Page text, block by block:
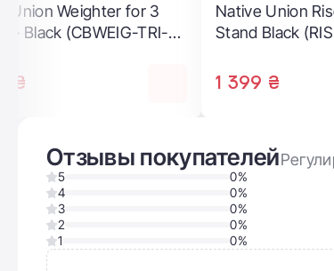
Native Union Weighter for 3
Cables - Black (CBWEIG-TRI-
Отзывы покупателей
Общий рейтинг
Здесь еще нет отзывов. Будьте первым 🙂